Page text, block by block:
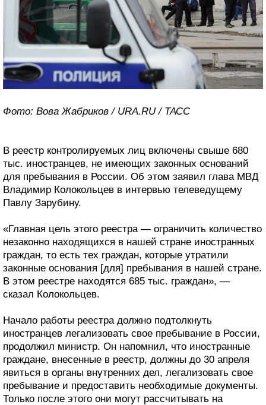
Фото: Вова Жабриков / URA.RU / ТАСС
В реестр контролируемых лиц включены свыше 680
тыс. иностранцев, не имеющих законных оснований
для пребывания в России. Об этом заявил глава МВД
Владимир Колокольцев в интервью телеведущему
Павлу Зарубину.
«Главная цель этого реестра — ограничить количество
незаконно находящихся в нашей стране иностранных
граждан, то есть тех граждан, которые утратили
законные основания [для] пребывания в нашей стране.
В этом реестре находятся 685 тыс. граждан», —
сказал Колокольцев.
Начало работы реестра должно подтолкнуть
иностранцев легализовать свое пребывание в России,
продолжил министр. Он напомнил, что иностранные
граждане, внесенные в реестр, должны до 30 апреля
явиться в органы внутренних дел, легализовать свое
пребывание и предоставить необходимые документы.
Только после этого они могут рассчитывать на